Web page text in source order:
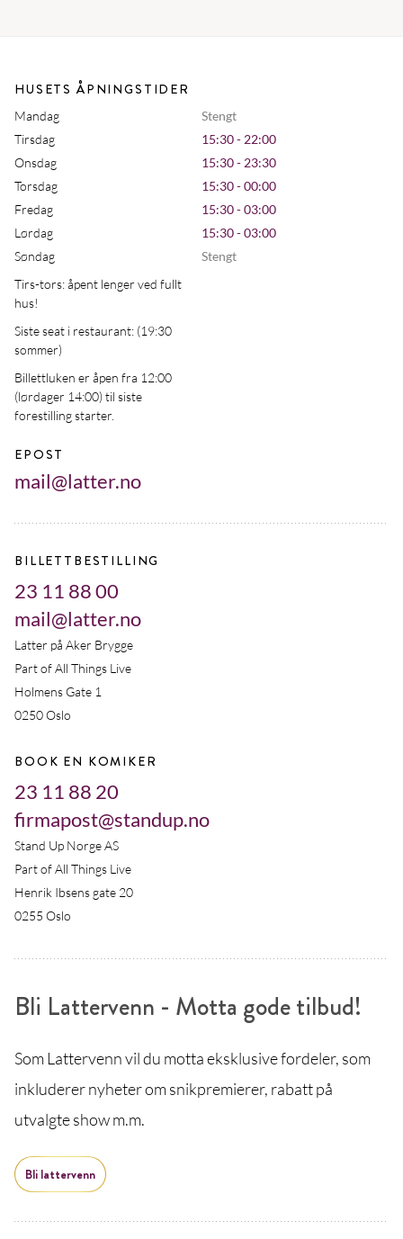
HUSETS ÅPNINGSTIDER
Mandag
Stengt
Tirsdag
15:30 - 22:00
Onsdag
15:30 - 23:30
Torsdag
15:30 - 00:00
Fredag
15:30 - 03:00
Lørdag
15:30 - 03:00
Søndag
Stengt
Tirs-tors: åpent lenger ved fullt
hus!
Siste seat i restaurant: (19:30
sommer)
Billettluken er åpen fra 12:00
(lørdager 14:00) til siste
forestilling starter.
EPOST
mail@latter.no
BILLETTBESTILLING
23 11 88 00
mail@latter.no
Latter på Aker Brygge
Part of All Things Live
Holmens Gate 1
0250 Oslo
BOOK EN KOMIKER
23 11 88 20
firmapost@standup.no
Stand Up Norge AS
Part of All Things Live
Henrik Ibsens gate 20
0255 Oslo
Bli Lattervenn - Motta gode tilbud!
Som Lattervenn vil du motta eksklusive fordeler, som
inkluderer nyheter om snikpremierer, rabatt på
utvalgte show m.m.
Bli lattervenn